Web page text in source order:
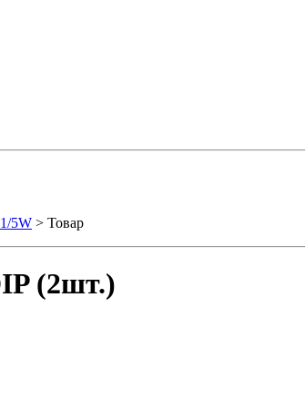
5W > Товар
(2шт.)